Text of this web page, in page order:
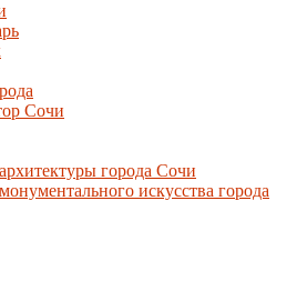
Сочи
города Сочи
искусства города